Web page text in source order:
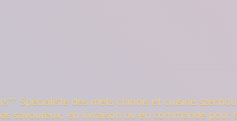
Spécialiste des mets chinois et cuisine
savoureux, en livraison ou en commande pour